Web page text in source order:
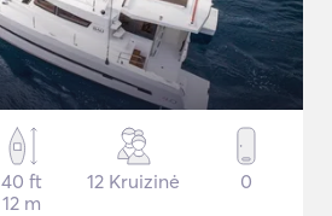
40 ft
12 m
12 Kruizinė 0